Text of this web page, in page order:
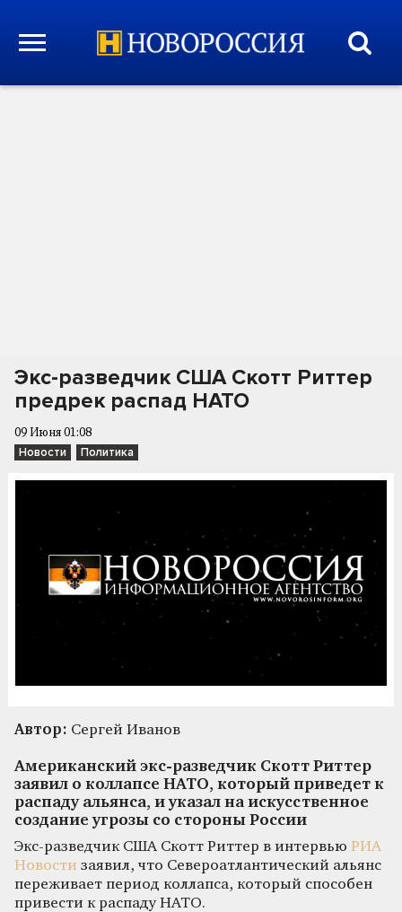
Экс-разведчик США Скотт Риттер
предрек распад НАТО
09 Июня 01:08
Новости Политика
Автор: Сергей Иванов
Американский экс-разведчик Скотт Риттер
заявил о коллапсе НАТО, который приведет к
распаду альянса, и указал на искусственное
создание угрозы со стороны России
Экс-разведчик США Скотт Риттер в интервью РИА
Новости заявил, что Североатлантический альянс
переживает период коллапса, который способен
привести к распаду НАТО.